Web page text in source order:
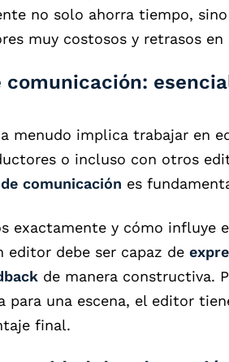
no solo ahorra tiempo,
muy costosos y retrasos
comunicación:
menudo implica trabajar en
o incluso con otros
comunicación es
exactamente y cómo influye
editor debe ser capaz de
de manera constructiva.
para una escena, el editor
final.